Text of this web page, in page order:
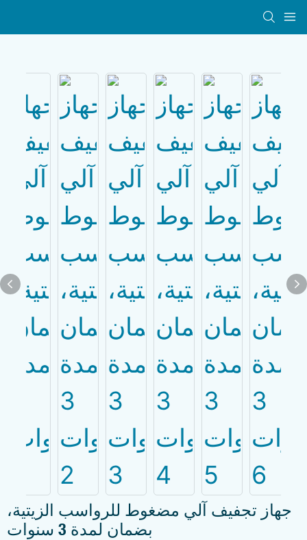
جهاز تجفيف آلي مضغوط للرواسب الزيتية،
بضمان لمدة 3 سنوات